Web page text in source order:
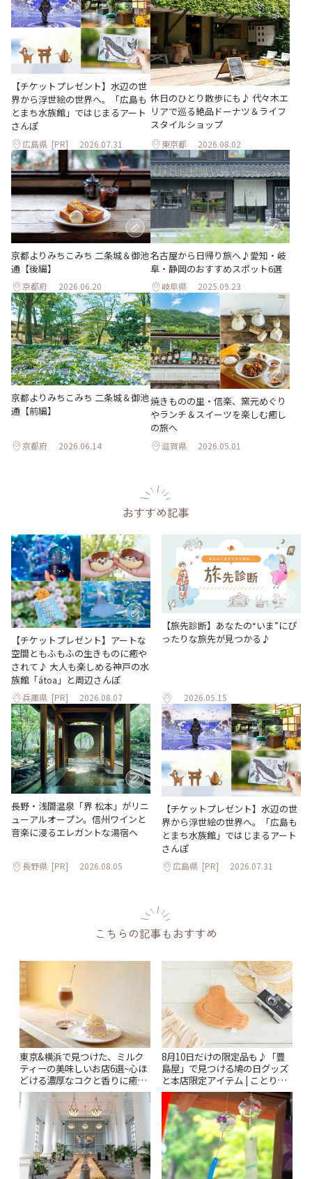
【チケットプレゼント】水辺の世
界から浮世絵の世界へ。「広島も
とまち水族館」ではじまるアート
さんぽ
広島県 [PR] 2026.07.31
休日のひとり散歩にも♪ 代々木エ
リアで巡る絶品ドーナツ＆ライフ
スタイルショップ
東京都 2026.08.02
京都よりみちこみち 二条城＆御池
通【後編】
京都府 2026.06.20
名古屋から日帰り旅へ♪愛知・岐
阜・静岡のおすすめスポット6選
岐阜県 2025.09.23
京都よりみちこみち 二条城＆御池
通【前編】
京都府 2026.06.14
焼きものの里・信楽、窯元めぐり
やランチ＆スイーツを楽しむ癒し
の旅へ
滋賀県 2026.05.01
おすすめ記事
【チケットプレゼント】アートな
空間ともふもふの生きものに癒や
されて♪ 大人も楽しめる神戸の水
族館「átoa」と周辺さんぽ
兵庫県 [PR] 2026.08.07
【旅先診断】あなたの“いま”にぴ
ったりな旅先が見つかる♪
2026.05.15
長野・浅間温泉「界 松本」がリニ
ューアルオープン。信州ワインと
音楽に浸るエレガントな湯宿へ
長野県 [PR] 2026.08.05
【チケットプレゼント】水辺の世
界から浮世絵の世界へ。「広島も
とまち水族館」ではじまるアート
さんぽ
広島県 [PR] 2026.07.31
こちらの記事もおすすめ
東京&横浜で見つけた、ミルク
ティーの美味しいお店6選~心ほ
どける濃厚なコクと香りに癒や
されるティータイム~ | ことりっ
ぷ
8月10日だけの限定品も♪「豊
島屋」で見つける鳩の日グッズ
と本店限定アイテム | ことりっ
ぷ